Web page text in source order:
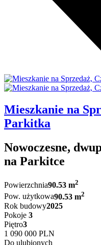
Mieszkanie na
Parkitka
Nowoczesne,
na Parkitce
Powierzchnia90.53 m2
Pow. użytkowa90.53 m2
Rok budowy2025
Pokoje 3
Piętro3
1 090 000 PLN
Do ulubionych